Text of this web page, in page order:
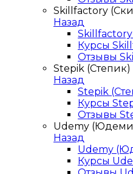
Skillfactory
Назад
Курсы
Отзывы
Stepik (Степик)
Назад
Stepik
Курсы
Отзывы
Udemy
Назад
Udemy
Курсы